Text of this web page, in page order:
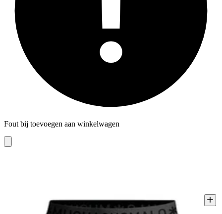
Fout bij toevoegen aan winkelwagen